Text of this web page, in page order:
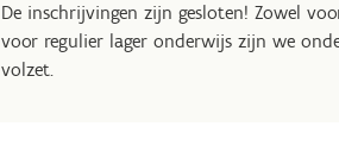
De inschrijvingen zijn gesloten! Zowel
voor regulier lager onderwijs zijn we
volzet.